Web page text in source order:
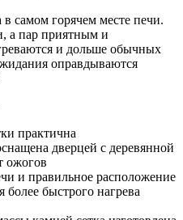
самом горячем месте печи.
а пар приятным и
и дольше обычных
оправдываются
практична
дверцей с деревянной
ожогов
и правильное расположение
более быстрого нагрева